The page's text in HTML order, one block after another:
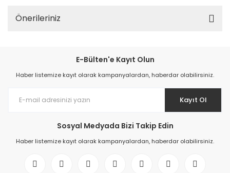
Önerileriniz
E-Bülten'e Kayıt Olun
Haber listemize kayıt olarak kampanyalardan, haberdar olabilirsiniz.
Kayıt Ol
Sosyal Medyada Bizi Takip Edin
Haber listemize kayıt olarak kampanyalardan, haberdar olabilirsiniz.